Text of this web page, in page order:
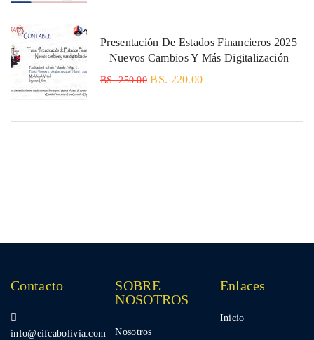
Presentación De Estados Financieros 2025
– Nuevos Cambios Y Más Digitalización
BS. 250.00 BS. 220.00
Contacto
info@eifcabolivia.com
SOBRE
NOSOTROS
Nosotros
Enlaces
Inicio